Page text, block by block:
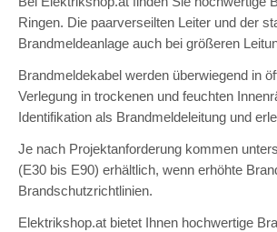
Ringen. Die paarverseilten Leiter und der
Brandmeldeanlage auch bei größeren
Brandmeldekabel werden überwiegend in
Verlegung in trockenen und feuchten
Identifikation als Brandmeldeleitung und
Je nach Projektanforderung kommen
(E30 bis E90) erhältlich, wenn erhöhte
Brandschutzrichtlinien.
Elektrikshop.at bietet Ihnen hochwertige